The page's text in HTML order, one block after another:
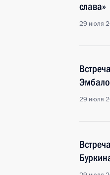
слава»
29 июля
Эмбало
29 июля